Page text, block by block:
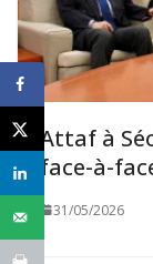
Attaf à
face-à-
31/05/2026